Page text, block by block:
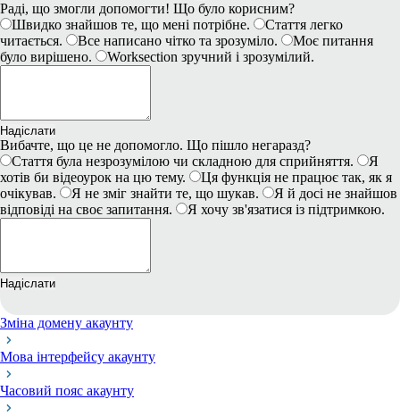
Раді, що змогли допомогти! Що було корисним?
Швидко знайшов те, що мені потрібне.
Стаття легко
читається.
Все написано чітко та зрозуміло.
Моє питання
було вирішено.
Worksection зручний і зрозумілий.
Надіслати
Вибачте, що це не допомогло. Що пішло негаразд?
Стаття була незрозумілою чи складною для сприйняття.
Я
хотів би відеоурок на цю тему.
Ця функція не працює так, як я
очікував.
Я не зміг знайти те, що шукав.
Я й досі не знайшов
відповіді на своє запитання.
Я хочу зв'язатися із підтримкою.
Надіслати
Зміна домену акаунту
Мова інтерфейсу акаунту
Часовий пояс акаунту